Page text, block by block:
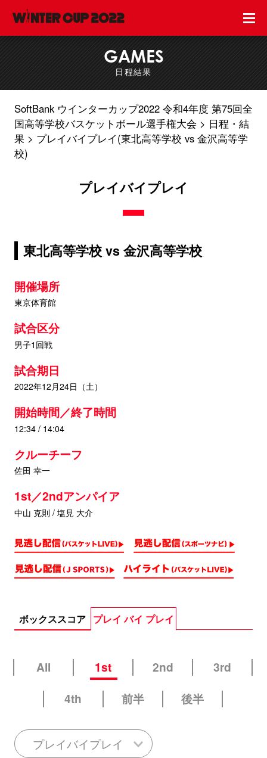
GAMES
日程結果
SoftBank ウインターカップ2022 令和4年度 第75回全
国高等学校バスケットボール選手権大会
日程・結
果
プレイバイプレイ(東北高等学校 vs 金沢高等学
校)
プレイバイプレイ
東北高等学校 vs 金沢高等学校
開催場所
東京体育館
試合区分
男子1回戦
試合期日
2022年12月24日（土）
開始時間／終了時間
12:34 / 14:04
クルーチーフ
佐田 幸一
1st／2ndアンパイア
中山 克則 / 塩見 大介
ボックススコア プレイ バイ プレイ
All 1st 2nd
3rd
4th
前半 後半
プレイバイプレイ